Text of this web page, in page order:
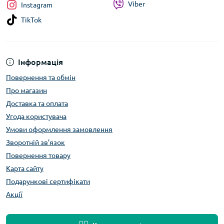
Інформація
Повернення та обмін
Про магазин
Доставка та оплата
Угода користувача
Умови оформлення замовлення
Зворотній зв’язок
Повернення товару
Карта сайту
Подарункові сертифікати
Акції
Instagram
TikTok
Viber